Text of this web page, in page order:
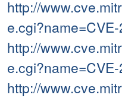
http://
http://
http://